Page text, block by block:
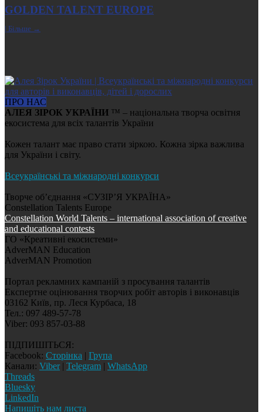
GOLDEN TALENT EUROPE
| Більше →
ПРО НАС
АЛЕЯ ЗІРОК УКРАЇНИ ™ – національна творча освітня
екосистема для всіх талантів України
Кожен талант має право стати зіркою. Кожна зірка важлива
для України і світу.
Всеукраїнські та міжнародні конкурси
Творче об’єднання «СУЗІР’Я УКРАЇНА»
Constellation Talents Europe
Constellation World Talents – international association of creative
and educational contests
ГО «Креативні екосистеми»
AdverMAN Education
AdverMAN Promotion
Портал рекламних кампаній з просування талантів
Експертне оцінювання творчих робіт авторів і виконавців
03162 Київ, пр. Леся Курбаса, 18
Тел.: 097 489-57-78
Viber: 093 857-03-88
ПІДПИШІТЬСЯ:
Facebook: Сторінка | Група
Канали: Viber| Telegram | WhatsApp
Threads
Bluesky
LinkedIn
Напишіть нам листа